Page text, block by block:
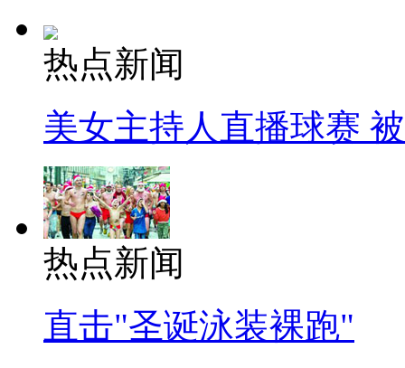
热点新闻
美女主持人直播球赛
热点新闻
直击"圣诞泳装裸跑"